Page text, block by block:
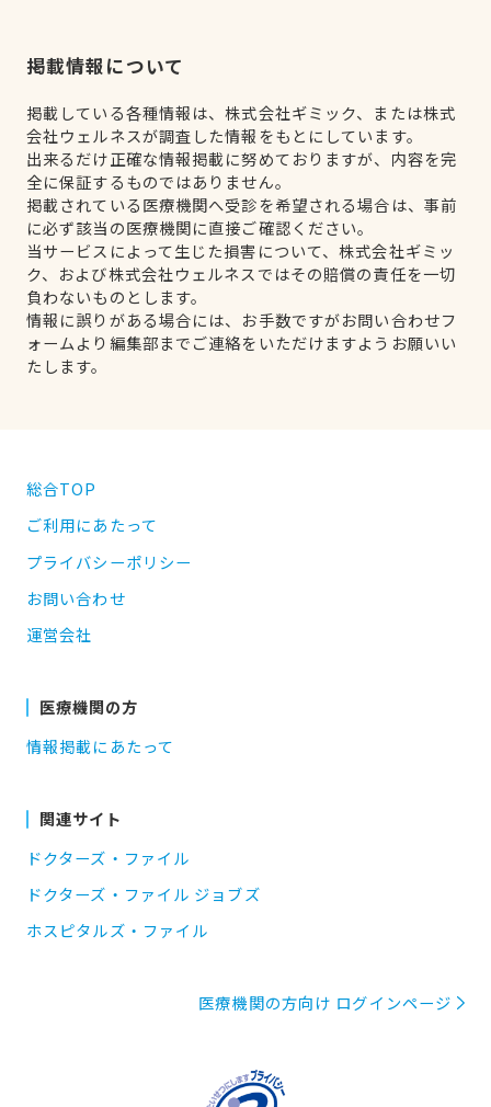
掲載情報について
掲載している各種情報は、株式会社ギミック、または株式
会社ウェルネスが調査した情報をもとにしています。
出来るだけ正確な情報掲載に努めておりますが、内容を完
全に保証するものではありません。
掲載されている医療機関へ受診を希望される場合は、事前
に必ず該当の医療機関に直接ご確認ください。
当サービスによって生じた損害について、株式会社ギミッ
ク、および株式会社ウェルネスではその賠償の責任を一切
負わないものとします。
情報に誤りがある場合には、お手数ですがお問い合わせフ
ォームより編集部までご連絡をいただけますようお願いい
たします。
総合TOP
ご利用にあたって
プライバシーポリシー
お問い合わせ
運営会社
医療機関の方
情報掲載にあたって
関連サイト
ドクターズ・ファイル
ドクターズ・ファイル ジョブズ
ホスピタルズ・ファイル
医療機関の方向け ログインページ